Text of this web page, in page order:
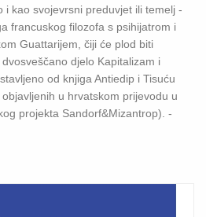
i kao svojevrsni preduvjet ili temelj -
francuskog filozofa s psihijatrom i
Guattarijem, čiji će plod biti
djelo Kapitalizam i
od knjiga Antiedip i Tisuću
u hrvatskom prijevodu u
projekta Sandorf&Mizantrop). -